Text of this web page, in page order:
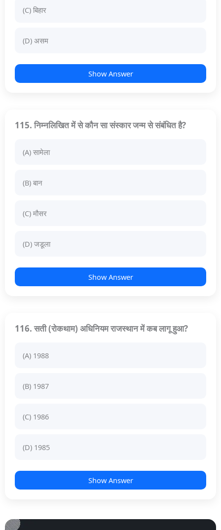
(C) बिहार
(D) असम
Show Answer
115. निम्नलिखित में से कौन सा संस्कार जन्म से संबंधित है?
(A) सामेला
(B) बान
(C) मौसर
(D) जडूला
Show Answer
116. सती (रोकथाम) अधिनियम राजस्थान में कब लागू हुआ?
(A) 1988
(B) 1987
(C) 1986
(D) 1985
Show Answer